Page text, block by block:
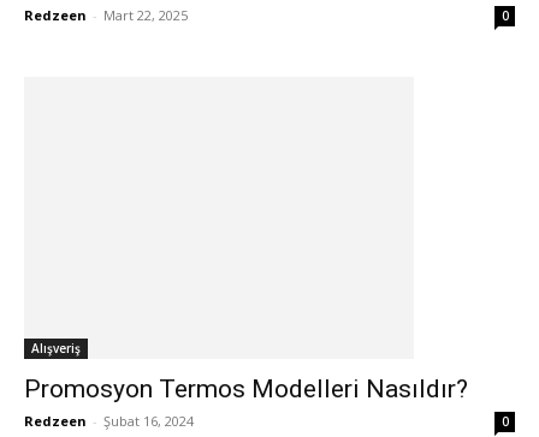
Redzeen - Mart 22, 2025 0
Alışveriş
Promosyon Termos Modelleri Nasıldır?
Redzeen - Şubat 16, 2024 0